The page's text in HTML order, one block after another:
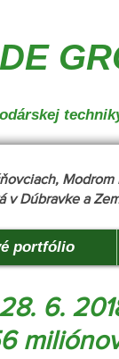
Modrom
v Dúbravke a
portfólio
6.